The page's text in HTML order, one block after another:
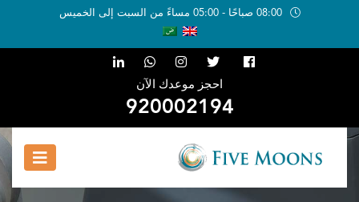
08:00 صباحًا - 05:00 مساءً من السبت إلى الخميس
احجز موعدك الآن
920002194